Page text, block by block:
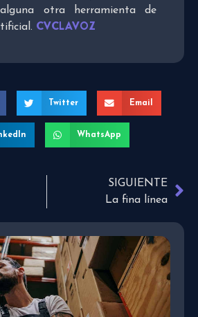
otra herramienta de
CVCLAVOZ
Twitter Email
WhatsApp
SIGUIENTE
La fina línea